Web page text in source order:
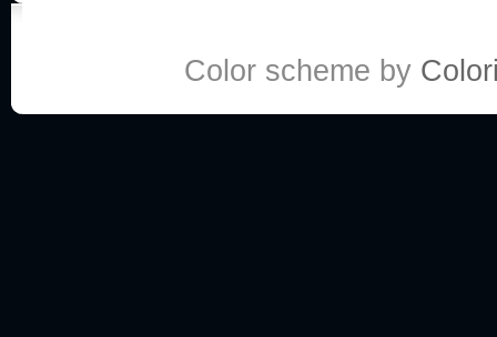
Salut tout le monde ! Je me fais un petit après
Color scheme by